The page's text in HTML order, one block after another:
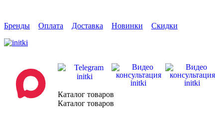
Бренды Оплата Доставка Новинки Скидки
Каталог товаров
Каталог товаров